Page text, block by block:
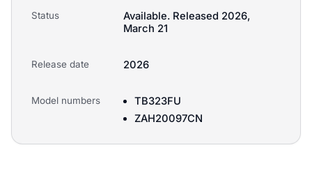
Status
Available. Released 2026,
March 21
Release date 2026
Model numbers
TB323FU
ZAH20097CN